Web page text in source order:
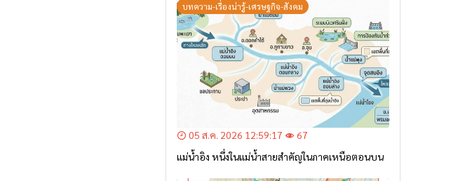
บทความ-เรื่องน่ารู้-เศรษฐกิจ-สังคม
05 ส.ค. 2026 12:59:17
67
แม่น้ำอิง หนึ่งในแม่น้ำสายสำคัญในภาคเหนือตอนบน